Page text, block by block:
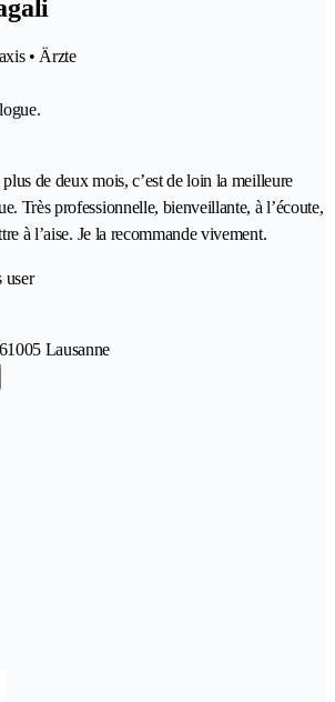
• Ärzte
de deux mois, c’est de loin la meilleure
Très professionnelle, bienveillante, à l’écoute,
à l’aise. Je la recommande vivement.
user
1005 Lausanne